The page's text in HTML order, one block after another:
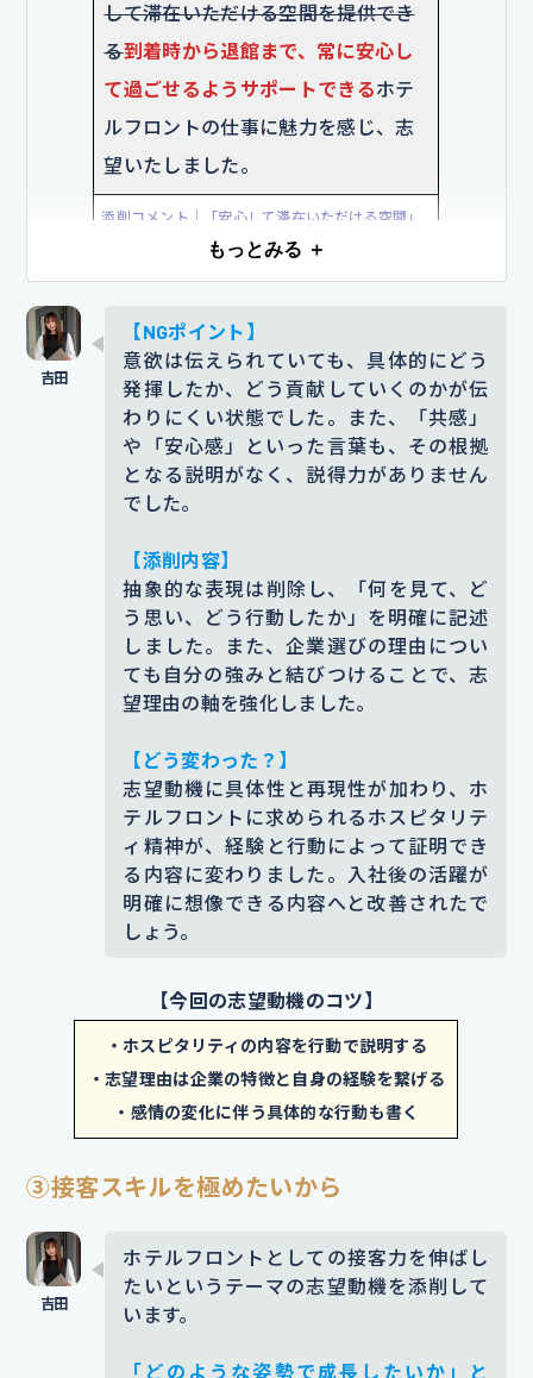
の立場に立つ」など、企業が評価する主体性やホ
スピタリティを具体的に示すことが大切ですよ。
ES添削サービス「赤ペンES」なら、このような添削を無料で
プロにお任せできます。
して滞在いただける空間を提供でき
る到着時から退館まで、常に安心し
て過ごせるようサポートできるホテ
ルフロントの仕事に魅力を感じ、志
望いたしました。
添削コメント｜「安心して滞在いただける空間」
という表現は抽象的で伝わりづらいため、フロン
【根拠となるエピソード】
高校時代、部活動の大会で宿泊した
ホテルで、笑顔で丁寧に対応してく
ださったフロントスタッフの方の接
界に興味を持つきっかけとなりまし
た。 で、「接客を通して不安を取り
除く仕事」の価値に初めて気づき、
ホテル業界に関心を持つようになり
添削コメント｜「興味を持つきっかけ」になった
経緯について説明が不足しているので、「どのよ
うな点において価値に気づいたのか」関心を持っ
た過程を具体化することで、志望の背景に説得力
をもたせました。
【エピソード詳細】
私たちに対し、スタッフの方が笑顔
で迎えてくださり、急いで夕食の手
配をしてくださいました。不安な気
によって緊張が解けたことが強く印
象に残り、私も人の気持ちに寄り添
える接客がしたいと感じました。
の後は飲食店でのアルバイトで接客
もっとみる ＋
【NGポイント】
意欲は伝えられていても、具体的にどう
発揮したか、どう貢献していくのかが伝
わりにくい状態でした。また、「共感」
や「安心感」といった言葉も、その根拠
となる説明がなく、説得力がありません
でした。
【添削内容】
抽象的な表現は削除し、「何を見て、ど
う思い、どう行動したか」を明確に記述
しました。また、企業選びの理由につい
ても自分の強みと結びつけることで、志
望理由の軸を強化しました。
【どう変わった？】
志望動機に具体性と再現性が加わり、ホ
テルフロントに求められるホスピタリテ
ィ精神が、経験と行動によって証明でき
る内容に変わりました。入社後の活躍が
明確に想像できる内容へと改善されたで
しょう。
【今回の志望動機のコツ】
・ホスピタリティの内容を行動で説明する
・志望理由は企業の特徴と自身の経験を繋げる
・感情の変化に伴う具体的な行動も書く
③接客スキルを極めたいから
ホテルフロントとしての接客力を伸ばし
たいというテーマの志望動機を添削して
います。
「どのような姿勢で成長したいか」と